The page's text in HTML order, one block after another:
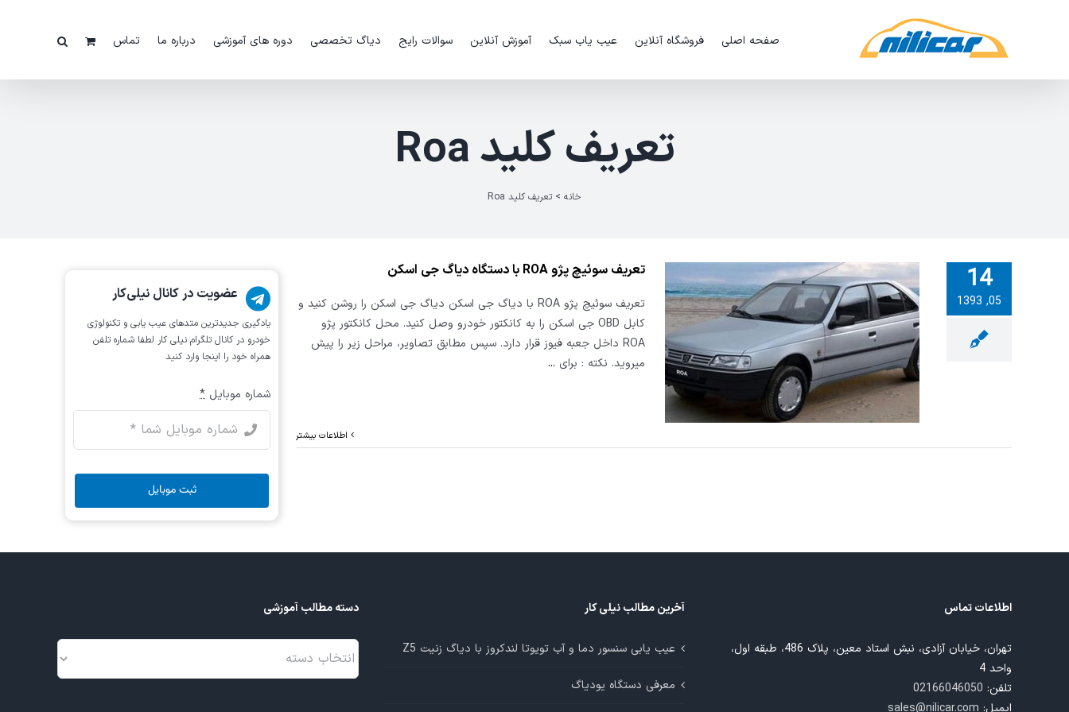
صفحه اصلی فروشگاه آنلاین عیب یاب سبک آموزش آنلاین سوالات رایج دیاگ تخصصی دوره های آموزشی درباره ما تماس
تعریف کلید Roa
خانه > تعریف کلید Roa
14
05, 1393
تعریف سوئیچ پژو ROA با دستگاه
تعریف سوئیچ پژو ROA با دستگاه دیاگ جی اسکن
تعریف سوئیچ پژو ROA با دیاگ جی اسکن دیاگ جی اسکن را روشن کنید و
کابل OBD جی اسکن را به کانکتور خودرو وصل کنید. محل کانکتور پژو
ROA داخل جعبه فیوز قرار دارد. سپس مطابق تصاویر، مراحل زیر را پیش
میروید. نکته : برای ...
اطلاعات بیشتر
عضویت در کانال نیلی‌کار
یادگیری جدیدترین متد‌های عیب یابی‌ و تکنولوژی
خودرو در کانال تلگرام نیلی کار لطفا شماره تلفن
همراه خود را اینجا وارد کنید
شماره موبایل *
ثبت موبایل
اطلاعات تماس
تهران، خیابان آزادی، نبش استاد معین، پلاک 486، طبقه اول،
واحد 4
تلفن: 02166046050
ایمیل: sales@nilicar.com
آخرین مطالب نیلی کار
عیب یابی سنسور دما و آب تویوتا لندکروز با دیاگ زنیت Z5
معرفی دستگاه یودیاگ
دسته مطالب آموزشی
دسته